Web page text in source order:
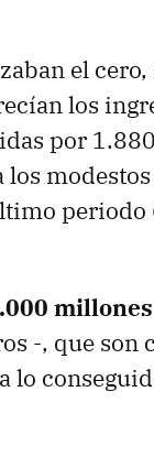
el cero,
los
por
los modestos
periodo
millones
-, que son